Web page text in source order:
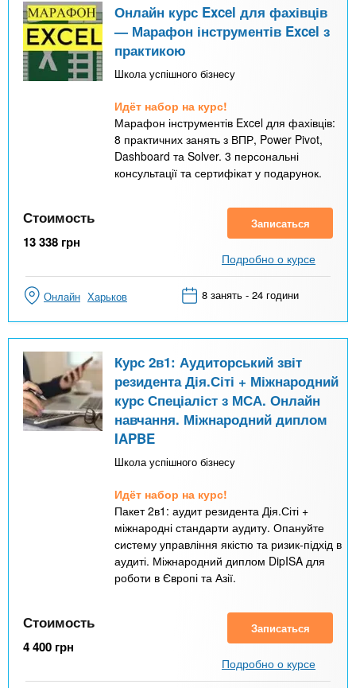
Онлайн курс Excel для фахівців
— Марафон інструментів Excel з
практикою
Школа успішного бізнесу
Идёт набор на курс!
Марафон інструментів Excel для фахівців:
8 практичних занять з ВПР, Power Pivot,
Dashboard та Solver. 3 персональні
консультації та сертифікат у подарунок.
Стоимость
13 338 грн
Записаться
Подробно о курсе
Онлайн Харьков 8 занять - 24 години
Курс 2в1: Аудиторський звіт
резидента Дія.Сіті + Міжнародний
курс Спеціаліст з МСА. Онлайн
навчання. Міжнародний диплом
IAPBE
Школа успішного бізнесу
Идёт набор на курс!
Пакет 2в1: аудит резидента Дія.Сіті +
міжнародні стандарти аудиту. Опануйте
систему управління якістю та ризик-підхід в
аудиті. Міжнародний диплом DipISA для
роботи в Європі та Азії.
Стоимость
4 400 грн
Записаться
Подробно о курсе